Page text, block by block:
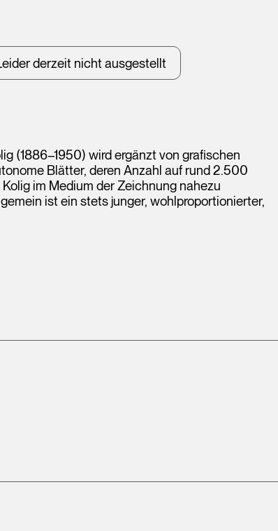
derzeit nicht ausgestellt
(1886–1950) wird ergänzt von grafischen
Blätter, deren Anzahl auf rund 2.500
im Medium der Zeichnung nahezu
ist ein stets junger, wohlproportionierter,